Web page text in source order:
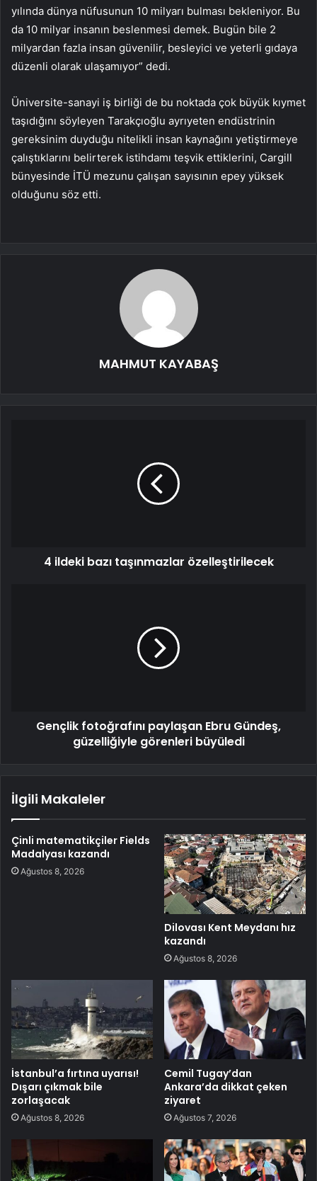
yılında dünya nüfusunun 10 milyarı bulması bekleniyor. Bu
da 10 milyar insanın beslenmesi demek. Bugün bile 2
milyardan fazla insan güvenilir, besleyici ve yeterli gıdaya
düzenli olarak ulaşamıyor” dedi.
Üniversite-sanayi iş birliği de bu noktada çok büyük kıymet
taşıdığını söyleyen Tarakçıoğlu ayrıyeten endüstrinin
gereksinim duyduğu nitelikli insan kaynağını yetiştirmeye
çalıştıklarını belirterek istihdamı teşvik ettiklerini, Cargill
bünyesinde İTÜ mezunu çalışan sayısının epey yüksek
olduğunu söz etti.
MAHMUT KAYABAŞ
4 ildeki bazı taşınmazlar özelleştirilecek
Gençlik fotoğrafını paylaşan Ebru Gündeş,
güzelliğiyle görenleri büyüledi
İlgili Makaleler
Çinli matematikçiler Fields
Madalyası kazandı
Ağustos 8, 2026
Dilovası Kent Meydanı hız
kazandı
Ağustos 8, 2026
İstanbul’a fırtına uyarısı!
Dışarı çıkmak bile
zorlaşacak
Ağustos 8, 2026
Cemil Tugay’dan
Ankara’da dikkat çeken
ziyaret
Ağustos 7, 2026